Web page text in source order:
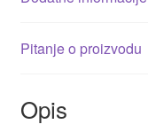
Pitanje o proizvodu
Opis